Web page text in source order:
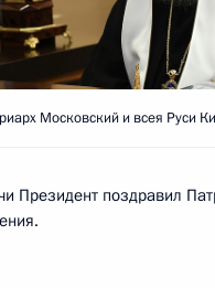
Московский и всея Руси
Президент поздравил